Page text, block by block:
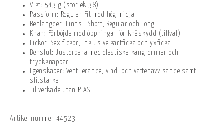
Vikt: 543 g (storlek 38)
Passform: Regular Fit med hög midja
Benlängder: Finns i Short, Regular och Long
Knän: Förböjda med öppningar för knäskydd (tillval)
Fickor: Sex fickor, inklusive kartficka och yxficka
Benslut: Justerbara med elastiska kängremmar och
tryckknappar
Egenskaper: Ventilerande, vind- och vattenavvisande samt
slitstarka
Tillverkade utan PFAS
Artikel nummer 44523